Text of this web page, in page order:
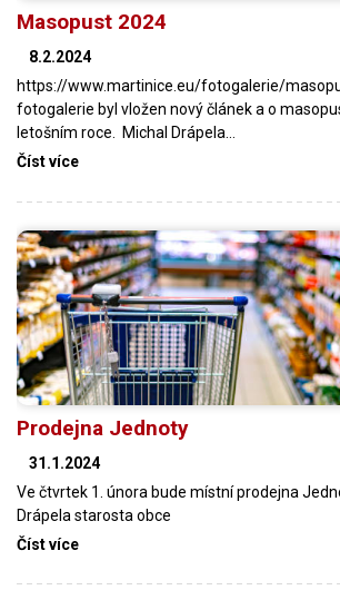
Masopust 2024
8.2.2024
https://www.martinice.eu/fotogalerie/
fotogalerie byl vložen nový článek a o
letošním roce. Michal Drápela…
Číst více
Prodejna Jednoty
31.1.2024
Ve čtvrtek 1. února bude místní prodejna
Drápela starosta obce
Číst více